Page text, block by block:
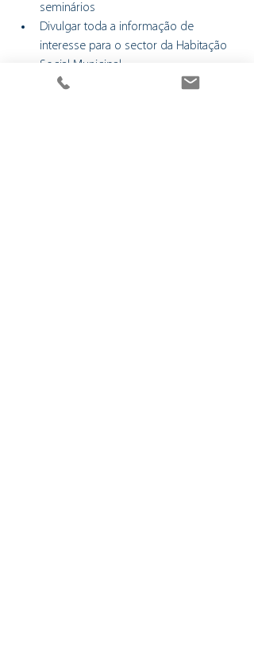
seminários
Divulgar toda a informação de
interesse para o sector da Habitação
Social Municipal